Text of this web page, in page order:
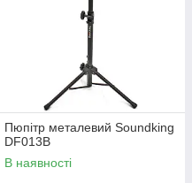
Пюпітр металевий Soundking
DF013B
В наявності